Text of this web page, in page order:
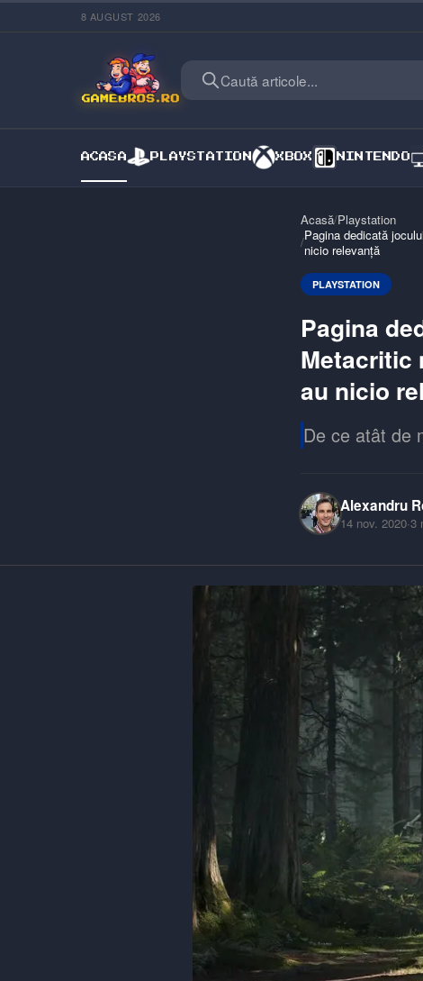
8 AUGUST 2026
Caută articole...
ACASA PLAYSTATION XBOX NINTENDO
Acasă/Playstation
/Pagina dedicată
nicio relevanță
PLAYSTATION
Pagina
Metacritic
au nicio
De ce atât de
Alexandru
14 nov. 2020·3